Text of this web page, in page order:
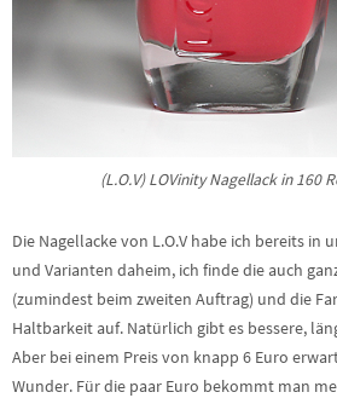
(L.O.V) LOVinity Nagellack in 160
Die Nagellacke von L.O.V habe ich bereits in
und Varianten daheim, ich finde die auch
(zumindest beim zweiten Auftrag) und die
Haltbarkeit auf. Natürlich gibt es bessere,
Aber bei einem Preis von knapp 6 Euro
Wunder. Für die paar Euro bekommt man